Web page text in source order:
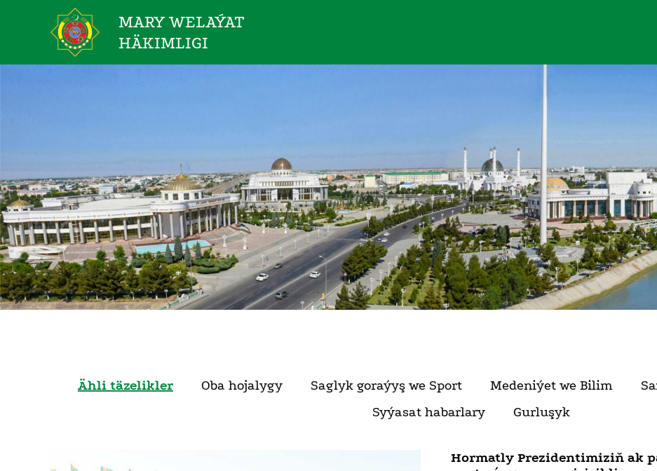
MARY WELAÝAT
HÄKIMLIGI
Ähli täzelikler Oba hojalygy Saglyk goraýyş we Sport Medeniýet we Bilim
Syýasat habarlary
Gurluşyk
Hormatly Prezidentimiziň ak